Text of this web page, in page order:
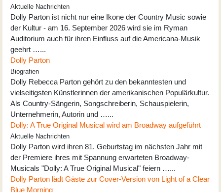
Aktuelle Nachrichten
Dolly Parton ist nicht nur eine Ikone der Country Music sowie
der Kultur - am 16. September 2026 wird sie im Ryman
Auditorium auch für ihren Einfluss auf die Americana-Musik
geehrt …...
Dolly Parton
Biografien
Dolly Rebecca Parton gehört zu den bekanntesten und
vielseitigsten Künstlerinnen der amerikanischen Populärkultur.
Als Country-Sängerin, Songschreiberin, Schauspielerin,
Unternehmerin, Autorin und …...
Dolly: A True Original Musical wird am Broadway aufgeführt
Aktuelle Nachrichten
Dolly Parton wird ihren 81. Geburtstag im nächsten Jahr mit
der Premiere ihres mit Spannung erwarteten Broadway-
Musicals "Dolly: A True Original Musical" feiern …...
Dolly Parton lädt Gäste zur Cover-Version von Light of a Clear
Blue Morning